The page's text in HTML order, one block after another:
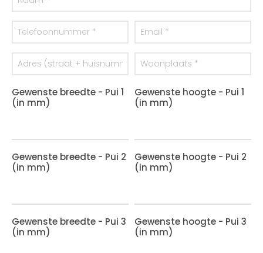
Gewenste breedte - Pui 1
(in mm)
Gewenste hoogte - Pui 1
(in mm)
Gewenste breedte - Pui 2
(in mm)
Gewenste hoogte - Pui 2
(in mm)
Gewenste breedte - Pui 3
(in mm)
Gewenste hoogte - Pui 3
(in mm)